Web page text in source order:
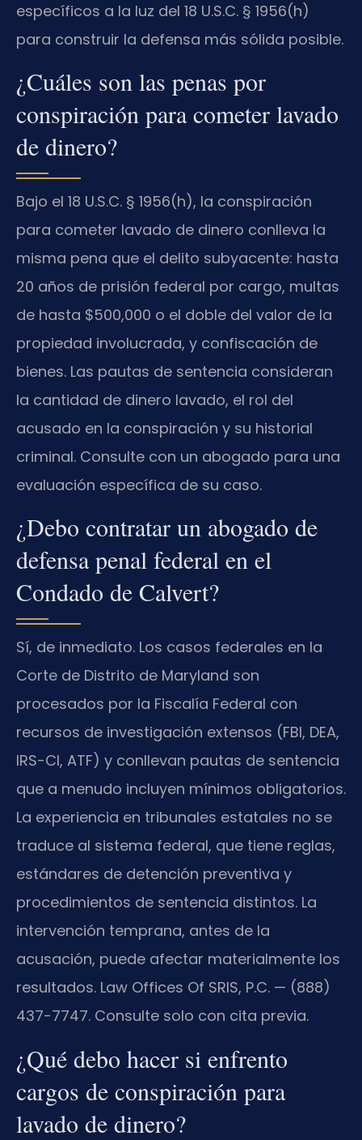
específicos a la luz del 18 U.S.C. § 1956(h)
para construir la defensa más sólida posible.
¿Cuáles son las penas por
conspiración para cometer lavado
de dinero?
Bajo el 18 U.S.C. § 1956(h), la conspiración
para cometer lavado de dinero conlleva la
misma pena que el delito subyacente: hasta
20 años de prisión federal por cargo, multas
de hasta $500,000 o el doble del valor de la
propiedad involucrada, y confiscación de
bienes. Las pautas de sentencia consideran
la cantidad de dinero lavado, el rol del
acusado en la conspiración y su historial
criminal. Consulte con un abogado para una
evaluación específica de su caso.
¿Debo contratar un abogado de
defensa penal federal en el
Condado de Calvert?
Sí, de inmediato. Los casos federales en la
Corte de Distrito de Maryland son
procesados por la Fiscalía Federal con
recursos de investigación extensos (FBI, DEA,
IRS-CI, ATF) y conllevan pautas de sentencia
que a menudo incluyen mínimos obligatorios.
La experiencia en tribunales estatales no se
traduce al sistema federal, que tiene reglas,
estándares de detención preventiva y
procedimientos de sentencia distintos. La
intervención temprana, antes de la
acusación, puede afectar materialmente los
resultados. Law Offices Of SRIS, P.C. — (888)
437-7747. Consulte solo con cita previa.
¿Qué debo hacer si enfrento
cargos de conspiración para
lavado de dinero?